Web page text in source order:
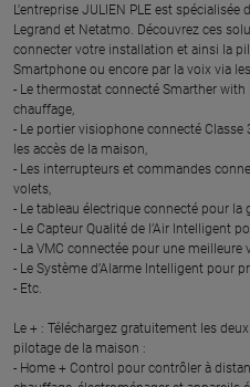
L’entreprise JULIEN PLE est
Legrand et Netatmo. Découvrez ces
connecter votre installation et ainsi la
Smartphone ou encore par la voix via
- Le thermostat connecté Smarther
chauffage,
- Le portier visiophone connecté
les accès de la maison,
- Les interrupteurs et commandes
volets,
- Le tableau électrique connecté pour la
- Le Capteur Qualité de l’Air Intelligent
- La VMC connectée pour une meilleure
- Le Système d’Alarme Intelligent pour
- Etc.
Le + : Téléchargez gratuitement les
pilotage de la maison :
- Home + Control pour contrôler à